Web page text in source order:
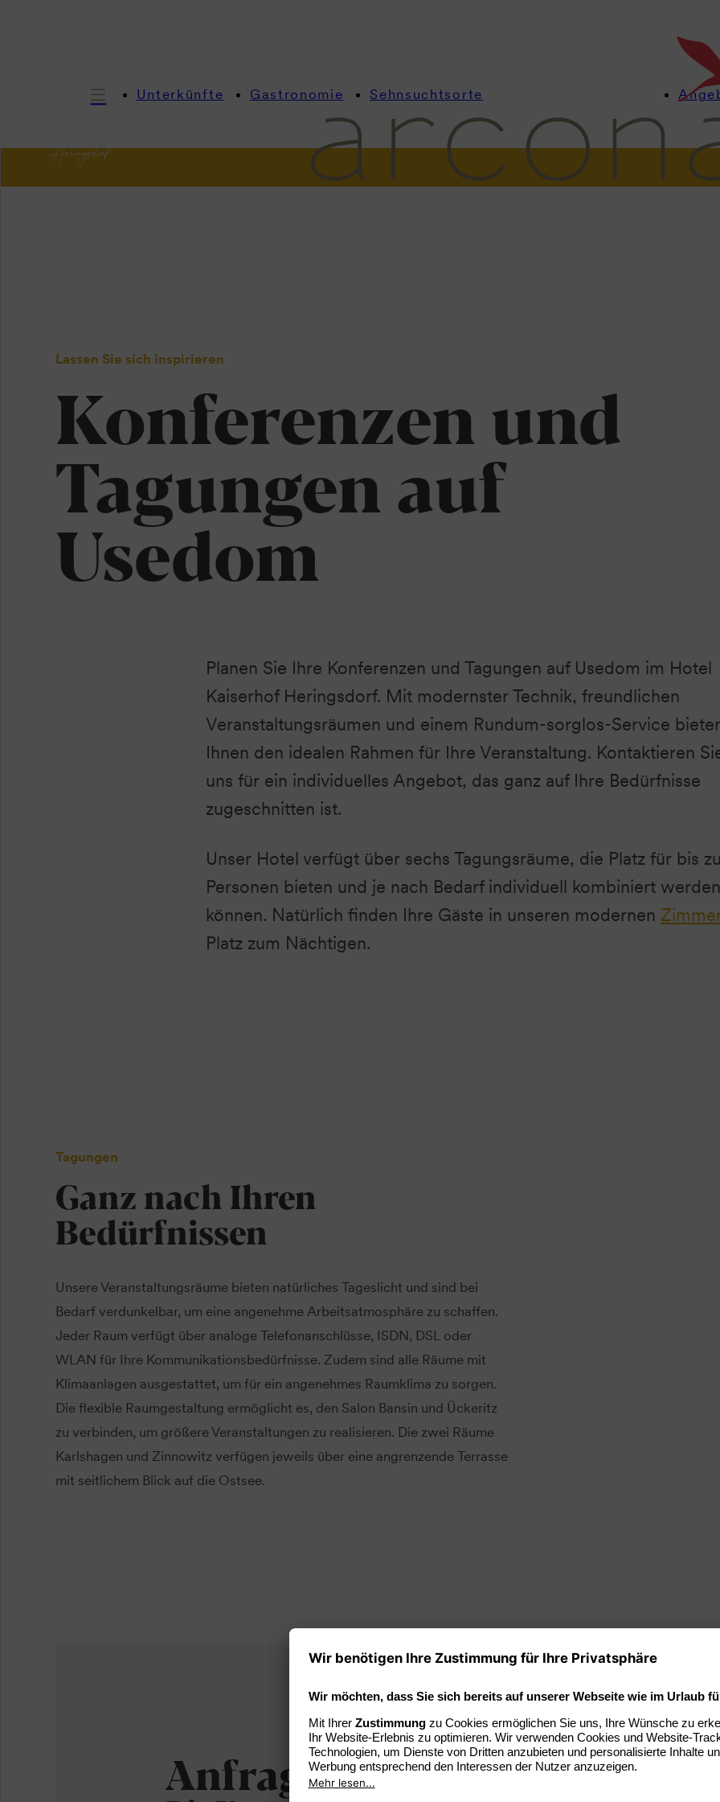
Unterkünfte Gastronomie Sehnsuchtsorte
Zimmer Angebote Wellness Feiern &
Lassen Sie sich inspirieren
Konferenzen und
Tagungen auf
Usedom
Planen Sie Ihre Konferenzen und Tagungen auf Usedom im Hotel
Kaiserhof Heringsdorf. Mit modernster Technik, freundlichen
Veranstaltungsräumen und einem Rundum-sorglos-Service
Ihnen den idealen Rahmen für Ihre Veranstaltung. Kontaktieren
uns für ein individuelles Angebot, das ganz auf Ihre Bedürfnisse
zugeschnitten ist.
Unser Hotel verfügt über sechs Tagungsräume, die Platz für bis
Personen bieten und je nach Bedarf individuell kombiniert werden
können. Natürlich finden Ihre Gäste in unseren modernen
Platz zum Nächtigen.
Tagungen
Ganz nach Ihren
Bedürfnissen
Unsere Veranstaltungsräume bieten natürliches Tageslicht und sind bei
Bedarf verdunkelbar, um eine angenehme Arbeitsatmosphäre zu schaffen.
Jeder Raum verfügt über analoge Telefonanschlüsse, ISDN, DSL oder
WLAN für Ihre Kommunikationsbedürfnisse. Zudem sind alle Räume mit
Klimaanlagen ausgestattet, um für ein angenehmes Raumklima zu sorgen.
Die flexible Raumgestaltung ermöglicht es, den Salon Bansin und Ückeritz
zu verbinden, um größere Veranstaltungen zu realisieren. Die zwei Räume
Karlshagen und Zinnowitz verfügen jeweils über eine angrenzende Terrasse
mit seitlichem Blick auf die Ostsee.
Anfrage